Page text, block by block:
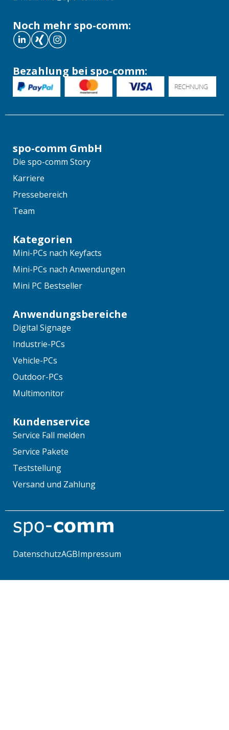
Noch mehr spo-comm:
Bezahlung bei spo-comm:
spo-comm GmbH
Die spo-comm Story
Karriere
Pressebereich
Team
Kategorien
Mini-PCs nach Keyfacts
Mini-PCs nach Anwendungen
Mini PC Bestseller
Anwendungsbereiche
Digital Signage
Industrie-PCs
Vehicle-PCs
Outdoor-PCs
Multimonitor
Kundenservice
Service Fall melden
Service Pakete
Teststellung
Versand und Zahlung
DatenschutzAGBImpressum